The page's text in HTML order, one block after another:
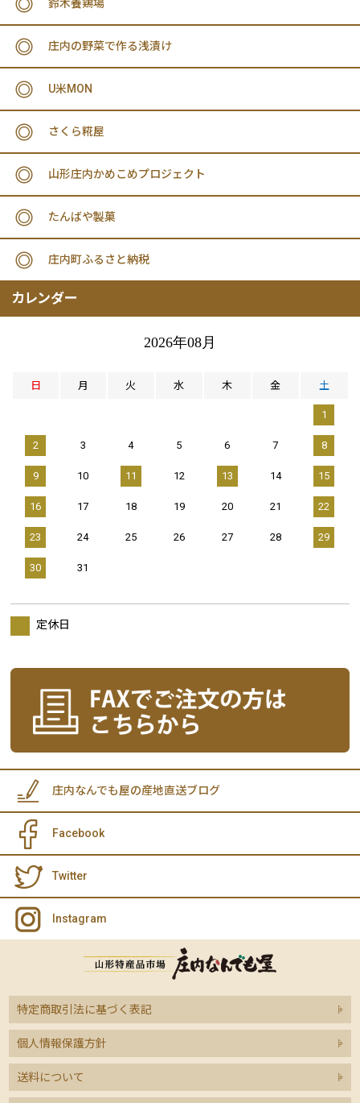
鈴木養鶏場
庄内の野菜で作る浅漬け
U米MON
さくら糀屋
山形庄内かめこめプロジェクト
たんばや製菓
庄内町ふるさと納税
カレンダー
2026年08月
日 月 火 水 木 金 土
1
2 3 4 5 6 7 8
9 10 11 12 13 14 15
16 17 18 19 20 21 22
23 24 25 26 27 28 29
30 31
定休日
庄内なんでも屋の産地直送ブログ
Facebook
Twitter
Instagram
特定商取引法に基づく表記
個人情報保護方針
送料について